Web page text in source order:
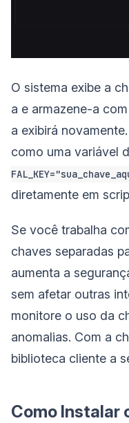
O sistema exibe a
a e armazene-a
a exibirá
como uma variável
diretamente em
Se você trabalha
chaves separadas
aumenta a
sem afetar outras
monitore o uso da
anomalias. Com a
biblioteca cliente a
Como Instalar